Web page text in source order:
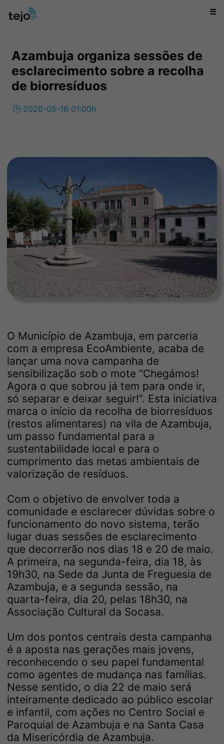
☰
Azambuja organiza sessões de
esclarecimento sobre a recolha
de biorresíduos
🕒 2026-05-16 01:00h
O Município de Azambuja, em parceria
com a empresa EcoAmbiente, acaba de
lançar uma nova campanha de
sensibilização sob o mote “Chegámos!
Agora o que sobrou já tem para onde ir,
só separar e deixar seguir!”. Esta iniciativa
marca o início da recolha de biorresíduos
(restos alimentares) na vila de Azambuja,
um passo fundamental para a
sustentabilidade local e para o
cumprimento das metas ambientais de
valorização de resíduos.
Com o objetivo de envolver toda a
comunidade e esclarecer dúvidas sobre o
funcionamento do novo sistema, terão
lugar duas sessões de esclarecimento
que decorrerão nos dias 18 e 20 de maio.
A primeira, na segunda-feira, dia 18, às
19h30, na Sede da Junta de Freguesia de
Azambuja, e a segunda sessão, na
quarta-feira, dia 20, pelas 18h30, na
Associação Cultural da Socasa.
Um dos pontos centrais desta campanha
é a aposta nas gerações mais jovens,
reconhecendo o seu papel fundamental
como agentes de mudança nas famílias.
Nesse sentido, o dia 22 de maio será
inteiramente dedicado ao público escolar
e infantil, com ações no Centro Social e
Paroquial de Azambuja e na Santa Casa
da Misericórdia de Azambuja.